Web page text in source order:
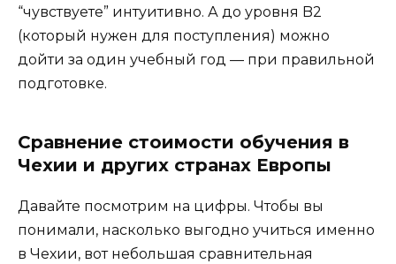
“чувствуете” интуитивно. А до уровня B2
(который нужен для поступления) можно
дойти за один учебный год — при правильной
подготовке.
Сравнение стоимости обучения в
Чехии и других странах Европы
Давайте посмотрим на цифры. Чтобы вы
понимали, насколько выгодно учиться именно
в Чехии, вот небольшая сравнительная